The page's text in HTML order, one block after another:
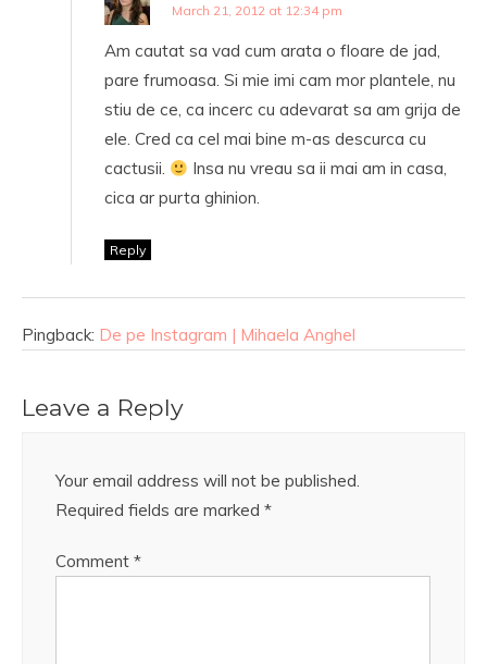
March 21, 2012 at 12:34 pm
Am cautat sa vad cum arata o floare de jad,
pare frumoasa. Si mie imi cam mor plantele, nu
stiu de ce, ca incerc cu adevarat sa am grija de
ele. Cred ca cel mai bine m-as descurca cu
cactusii.
Insa nu vreau sa ii mai am in casa,
cica ar purta ghinion.
Reply
Pingback: De pe Instagram | Mihaela Anghel
Leave a Reply
Your email address will not be published.
Required fields are marked *
Comment *